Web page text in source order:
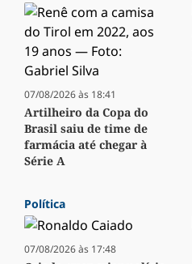
07/08/2026 às 18:41
Artilheiro da Copa do
Brasil saiu de time de
farmácia até chegar à
Série A
Política
07/08/2026 às 17:48